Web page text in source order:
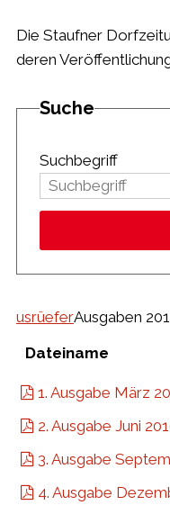
Die Staufner
deren
Suche
Suchbegriff
usrüeferAusgaben
Dateiname
1. Ausgabe März
2. Ausgabe Juni
3. Ausgabe
4. Ausgabe